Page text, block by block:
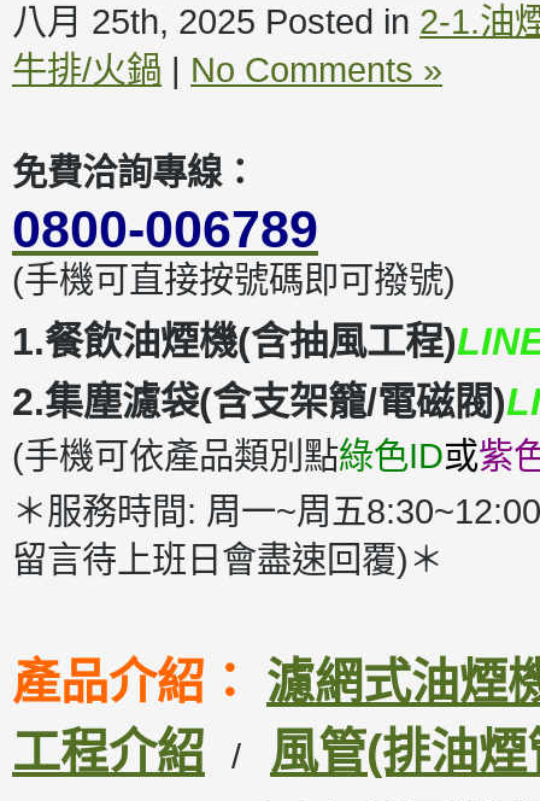
八月 25th, 2025 Posted in 2-1.油
牛排/火鍋 | No Comments »
免費洽詢專線：
0800-006789
(手機可直接按號碼即可撥號)
1.餐飲油煙機(含抽風工程)
2.集塵濾袋(含支架籠/電磁閥)
(手機可依產品類別點綠色ID或紫
＊服務時間: 周一~周五
留言待上班日會盡速回覆)＊
產品介紹： 濾網式油煙
工程介紹
/ 風管(排油煙